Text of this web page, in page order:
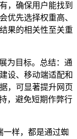
，确保用户能找到
优先选择权重高、
果的相关性至关重
为目标。总结：通
设、移动端适配和
，可显著提升网页
，避免短期作弊行
一样，都是通过蜘